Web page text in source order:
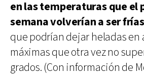
en las temperaturas que el
semana volverían a ser frías
que podrían dejar heladas en
máximas que otra vez no
grados. (Con información de